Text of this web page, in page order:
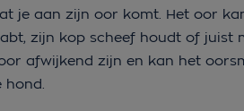
je aan zijn oor komt. Het oor
zijn kop scheef houdt of juist
afwijkend zijn en kan het
hond.